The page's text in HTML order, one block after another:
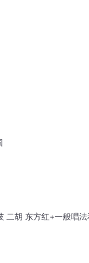
二胡 东方红+一般唱